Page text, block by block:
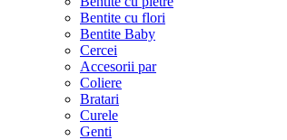
Bentite cu flori
Bentite Baby
Cercei
Accesorii par
Coliere
Bratari
Curele
Genti